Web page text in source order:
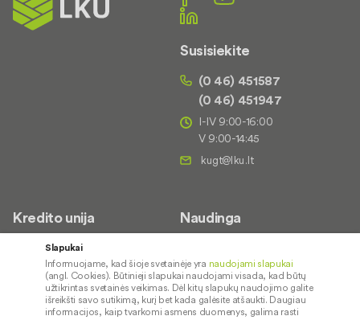
Susisiekite
(0 46) 451587
(0 46) 451947
I-IV 9:00-16:00
V 9:00-14:45
Kredito unija
Apie mus
Kontaktai
Karjera
Socialinė atsakomybė
Naudinga
Palūkanų normos
Paslaugų teikimo sąlygos ir
įkainiai
Slapukai
Informuojame, kad šioje svetainėje yra naudojami slapukai
(angl. Cookies). Būtinieji slapukai naudojami visada, kad būtų
užtikrintas svetainės veikimas. Dėl kitų slapukų naudojimo galite
išreikšti savo sutikimą, kurį bet kada galėsite atšaukti. Daugiau
informacijos, kaip tvarkomi asmens duomenys, galima rasti